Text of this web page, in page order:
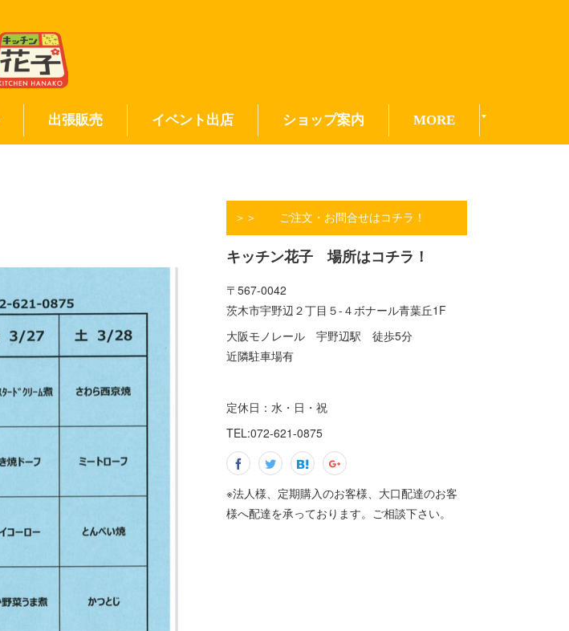
出張販売 イベント出店 ショップ案内 MORE
＞＞ ご注文・お問合せはコチラ！
キッチン花子 場所はコチラ！
〒567-0042
茨木市宇野辺２丁目５-４ボナール青葉丘1F
大阪モノレール 宇野辺駅 徒歩5分
近隣駐車場有
定休日：水・日・祝
TEL:072-621-0875
※法人様、定期購入のお客様、大口配達のお客
様へ配達を承っております。ご相談下さい。